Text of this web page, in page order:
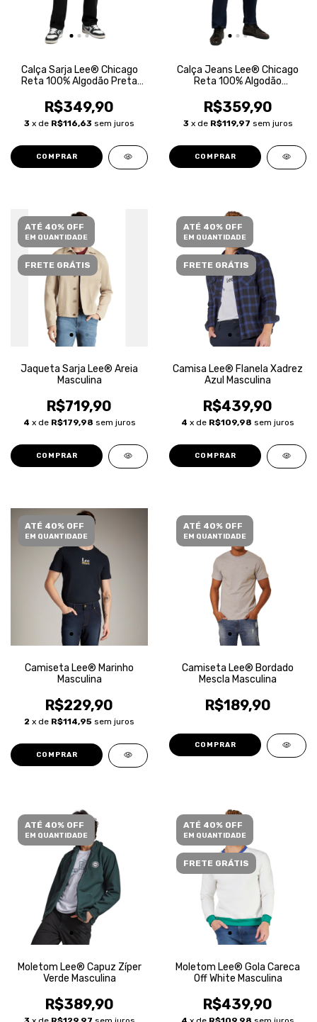
Calça Sarja Lee® Chicago
Reta 100% Algodão Preta
R$349,90
3 x de R$116,63 sem juros
COMPRAR
Calça Jeans Lee® Chicago
Reta 100% Algodão
R$359,90
3 x de R$119,97 sem juros
COMPRAR
ATÉ 40% OFF
EM QUANTIDADE
FRETE GRÁTIS
Jaqueta Sarja Lee® Areia
Masculina
R$719,90
4 x de R$179,98 sem juros
COMPRAR
ATÉ 40% OFF
EM QUANTIDADE
FRETE GRÁTIS
Camisa Lee® Flanela Xadrez
Azul Masculina
R$439,90
4 x de R$109,98 sem juros
COMPRAR
ATÉ 40% OFF
EM QUANTIDADE
Camiseta Lee® Marinho
Masculina
R$229,90
2 x de R$114,95 sem juros
COMPRAR
ATÉ 40% OFF
EM QUANTIDADE
Camiseta Lee® Bordado
Mescla Masculina
R$189,90
COMPRAR
ATÉ 40% OFF
EM QUANTIDADE
Moletom Lee® Capuz Zíper
Verde Masculina
R$389,90
ATÉ 40% OFF
EM QUANTIDADE
FRETE GRÁTIS
Moletom Lee® Gola Careca
Off White Masculina
R$439,90